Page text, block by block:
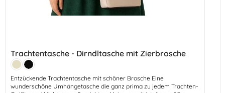
Trachtentasche - Dirndltasche mit Zierbrosche
Farbe:
BeigeSchwarz
Entzückende Trachtentasche mit schöner Brosche Eine
wunderschöne Umhängetasche die ganz prima zu jedem Trachten-